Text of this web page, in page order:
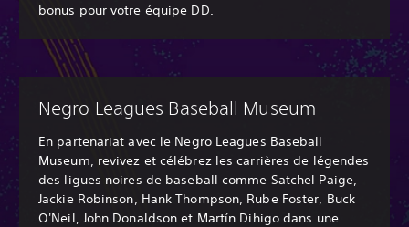
bonus pour votre équipe DD.
Negro Leagues Baseball Museum
En partenariat avec le Negro Leagues Baseball
Museum, revivez et célébrez les carrières de légendes
des ligues noires de baseball comme Satchel Paige,
Jackie Robinson, Hank Thompson, Rube Foster, Buck
O'Neil, John Donaldson et Martín Dihigo dans une